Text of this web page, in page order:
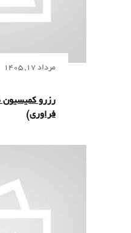
مرداد 17, 1405
رزرو کمیسیون
فراوری)